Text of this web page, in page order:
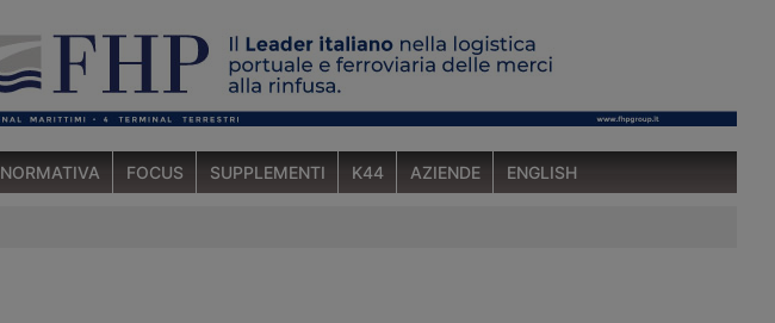
NORMATIVA FOCUS SUPPLEMENTI K44 AZIENDE ENGLISH